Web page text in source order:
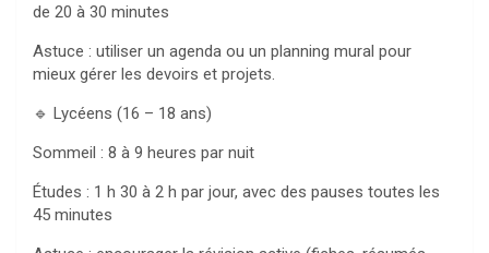
de 20 à 30 minutes
Astuce : utiliser un agenda ou un planning mural pour
mieux gérer les devoirs et projets.
🔹 Lycéens (16 – 18 ans)
Sommeil : 8 à 9 heures par nuit
Études : 1 h 30 à 2 h par jour, avec des pauses toutes les
45 minutes